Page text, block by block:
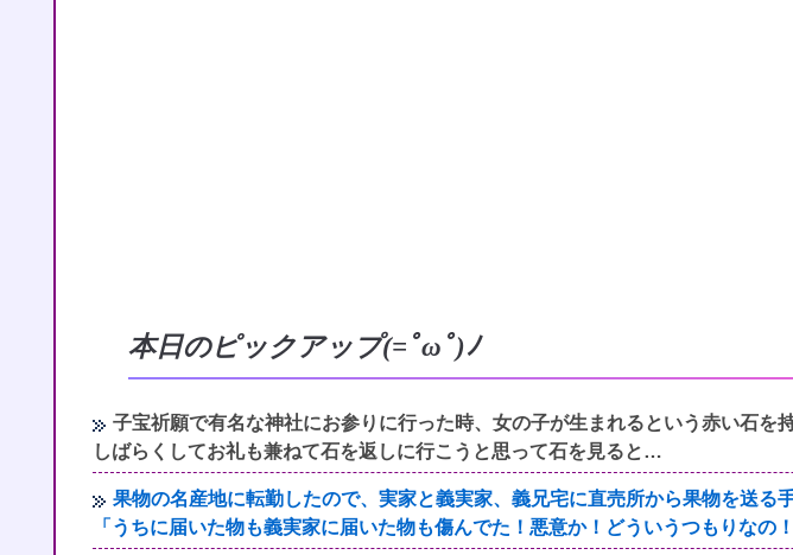
本日のピックアップ(=ﾟωﾟ)ﾉ
子宝祈願で有名な神社にお参りに行った時、女の子が生まれるという赤い石を
しばらくしてお礼も兼ねて石を返しに行こうと思って石を見ると…
果物の名産地に転勤したので、実家と義実家、義兄宅に直売所から果物を送る
「うちに届いた物も義実家に届いた物も傷んでた！悪意か！どういうつもりなの！